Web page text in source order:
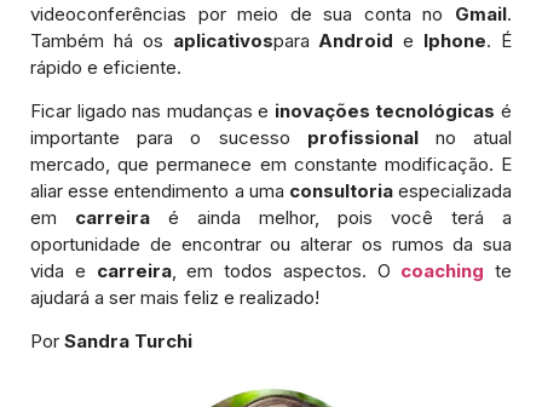
videoconferências por meio de sua conta no Gmail.
Também há os aplicativospara Android e Iphone. É
rápido e eficiente.
Ficar ligado nas mudanças e inovações tecnológicas é
importante para o sucesso profissionalno atual
mercado, que permanece em constante modificação. E
aliar esse entendimento a uma consultoriaespecializada
em carreira é ainda melhor, pois você terá a
oportunidade de encontrar ou alterar os rumos da sua
vida e carreira, em todos aspectos. O coaching te
ajudará a ser mais feliz e realizado!
Por Sandra Turchi